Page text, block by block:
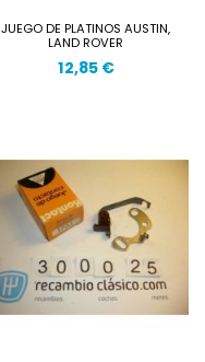
JUEGO DE PLATINOS AUSTIN,
LAND ROVER
12,85 €